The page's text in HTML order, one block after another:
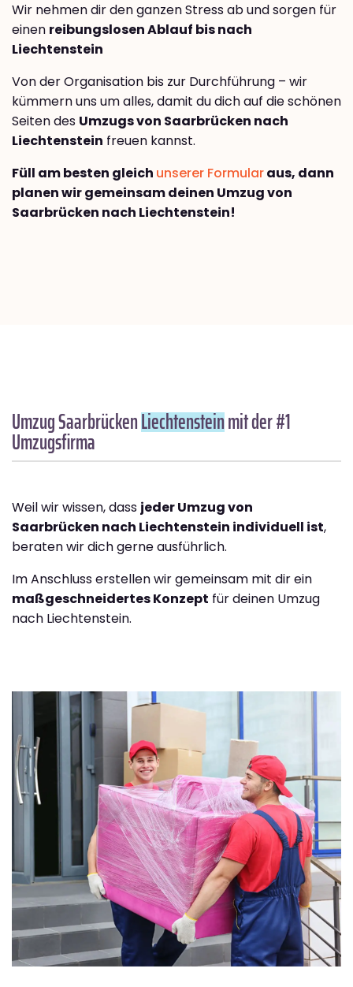
Wir nehmen dir den ganzen Stress ab und sorgen für
einen reibungslosen Ablauf bis nach
Liechtenstein
Von der Organisation bis zur Durchführung – wir
kümmern uns um alles, damit du dich auf die schönen
Seiten des Umzugs von Saarbrücken nach
Liechtenstein freuen kannst.
Füll am besten gleich unserer Formularaus, dann
planen wir gemeinsam deinen Umzug von
Saarbrücken nach Liechtenstein!
Umzug SaarbrückenLiechtensteinmit der #1
Umzugsfirma
Weil wir wissen, dass jeder Umzug von
Saarbrücken nach Liechtenstein individuell ist,
beraten wir dich gerne ausführlich.
Im Anschluss erstellen wir gemeinsam mit dir ein
maßgeschneidertes Konzept für deinen Umzug
nach Liechtenstein.